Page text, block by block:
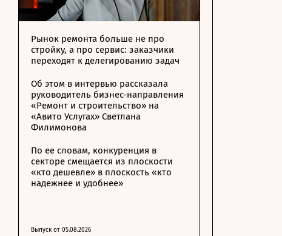
Рынок ремонта больше не про
стройку, а про сервис: заказчики
переходят к делегированию задач
Об этом в интервью рассказала
руководитель бизнес-направления
«Ремонт и строительство» на
«Авито Услугах» Светлана
Филимонова
По ее словам, конкуренция в
секторе смещается из плоскости
«кто дешевле» в плоскость «кто
надежнее и удобнее»
Выпуск от 05.08.2026